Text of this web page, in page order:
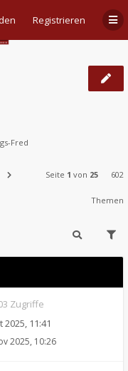
Registrieren
Fred
Seite 1 von 25 602
Themen
Zugriffe
2025, 11:41
2025, 10:26